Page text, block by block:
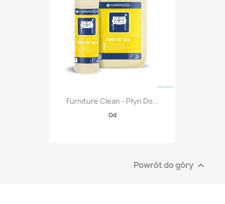
Furniture Clean - Płyn Do...
Od
Powrót do góry 